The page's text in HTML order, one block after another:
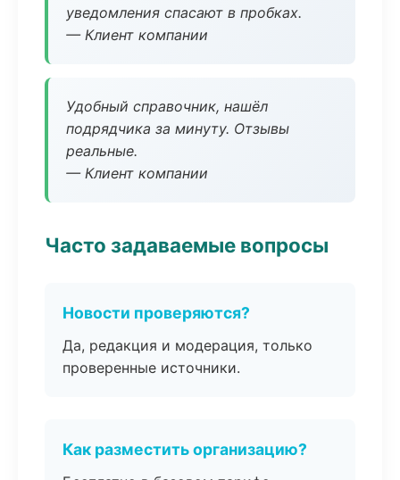
уведомления спасают в пробках.
— Клиент компании
Удобный справочник, нашёл
подрядчика за минуту. Отзывы
реальные.
— Клиент компании
Часто задаваемые вопросы
Новости проверяются?
Да, редакция и модерация, только
проверенные источники.
Как разместить организацию?